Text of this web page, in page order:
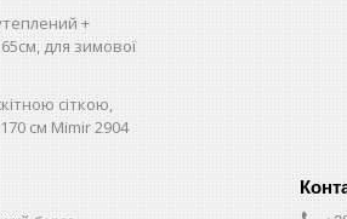
+
для зимової
сіткою,
см Mimir 2904